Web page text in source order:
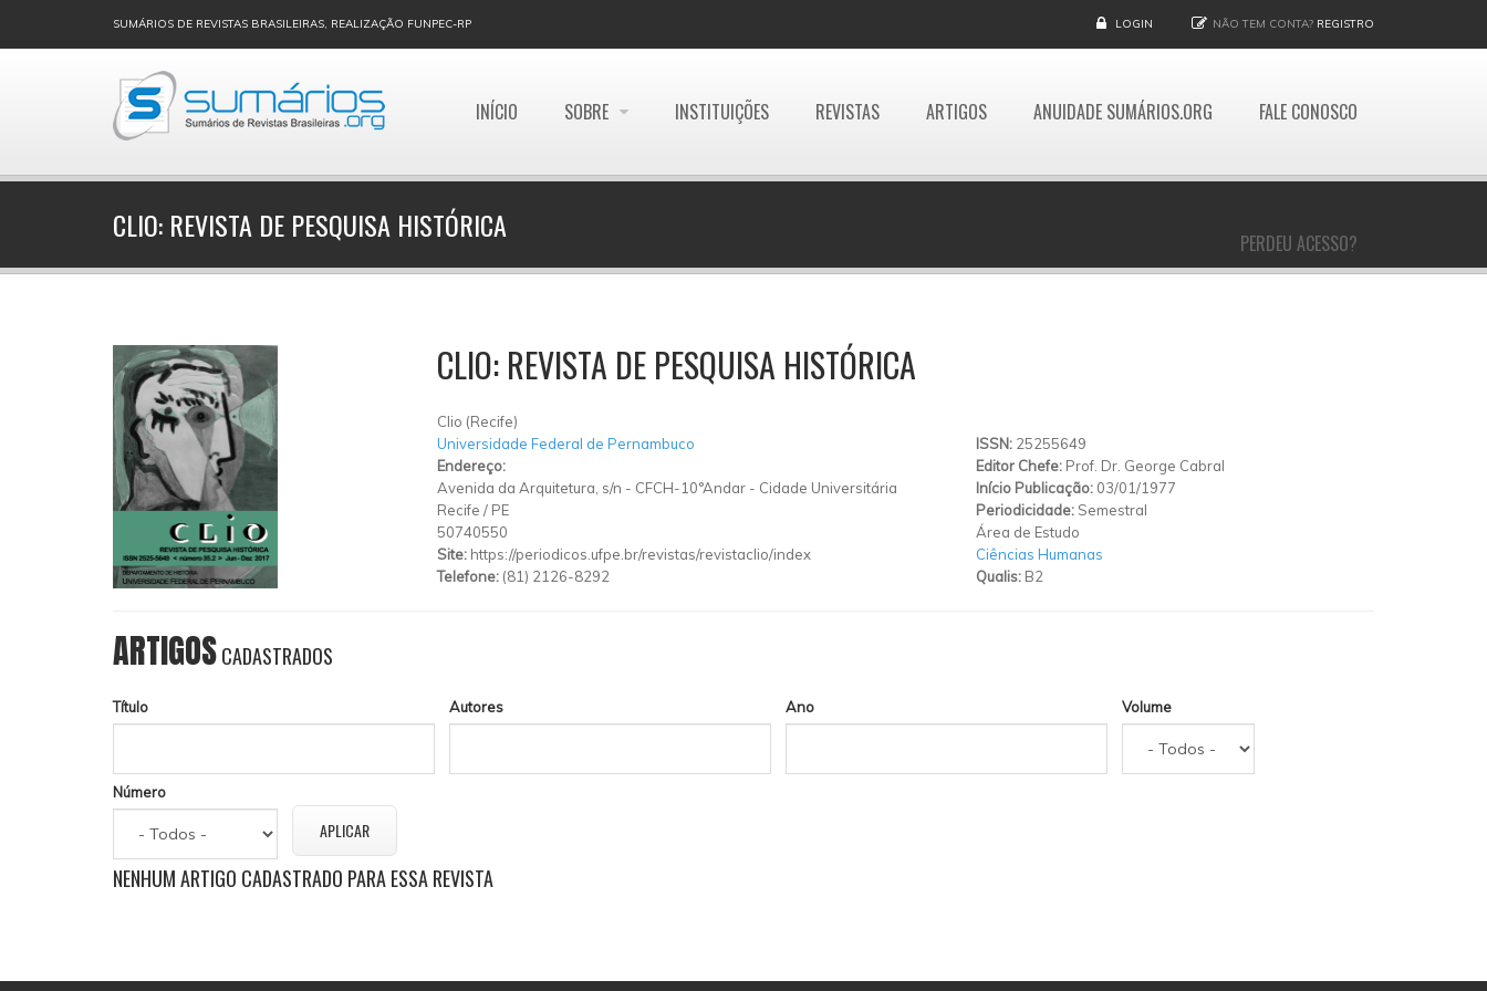
SUMÁRIOS DE REVISTAS BRASILEIRAS, REALIZAÇÃO FUNPEC-RP LOGIN NÃO TEM CONTA? REGISTRO
INÍCIO SOBRE INSTITUIÇÕES REVISTAS ARTIGOS ANUIDADE SUMÁRIOS.ORG FALE CONOSCO
PERDEU ACESSO?
CLIO: REVISTA DE PESQUISA HISTÓRICA
CLIO: REVISTA DE PESQUISA HISTÓRICA
Clio (Recife)
Universidade Federal de Pernambuco
Endereço:
Avenida da Arquitetura, s/n - CFCH-10°Andar- Cidade Universitária
Recife / PE
50740550
Site: https://periodicos.ufpe.br/revistas/revistaclio/index
Telefone: (81) 2126-8292
ISSN: 25255649
Editor Chefe: Prof. Dr. George Cabral
Início Publicação: 03/01/1977
Periodicidade: Semestral
Área de Estudo
Ciências Humanas
Qualis: B2
ARTIGOSCADASTRADOS
Título Autores Ano Volume
Número
NENHUM ARTIGO CADASTRADO PARA ESSA REVISTA